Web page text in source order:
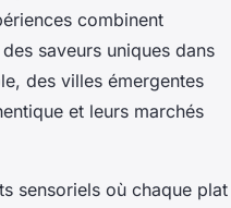
combinent
saveurs uniques dans
des villes émergentes
et leurs marchés
sensoriels où chaque plat